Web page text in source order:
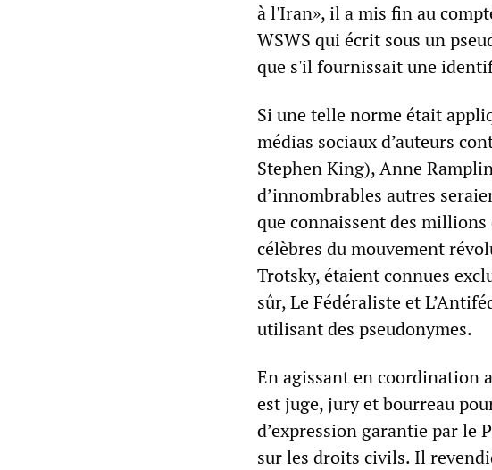
à l'Iran», il a mis fin au
WSWS qui écrit sous un
que s'il fournissait une
Si une telle norme était
médias sociaux d’auteurs
Stephen King), Anne
d’innombrables autres
que connaissent des millions
célèbres du mouvement
Trotsky, étaient connues
sûr, Le Fédéraliste et
utilisant des pseudonymes.
En agissant en coordination
est juge, jury et bourreau
d’expression garantie par le
sur les droits civils. Il